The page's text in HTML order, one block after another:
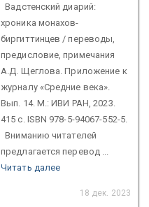
Вадстенский диарий:
хроника монахов-
биргиттинцев / переводы,
предисловие, примечания
А.Д. Щеглова. Приложение к
журналу «Средние века».
Вып. 14. М.: ИВИ РАН, 2023.
415 с. ISBN 978-5-94067-552-5.
Вниманию читателей
предлагается перевод ...
Читать далее
18 дек. 2023